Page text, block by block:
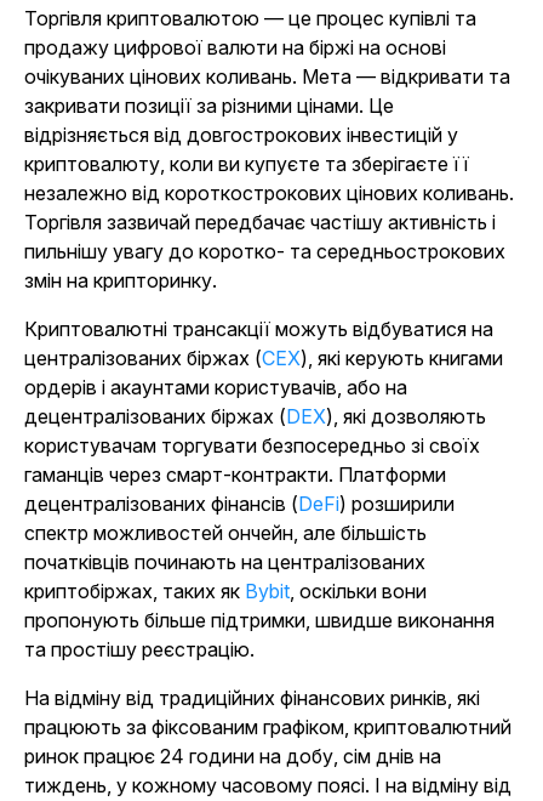
Торгівля криптовалютою — це процес купівлі та
продажу цифрової валюти на біржі на основі
очікуваних цінових коливань. Мета — відкривати та
закривати позиції за різними цінами. Це
відрізняється від довгострокових інвестицій у
криптовалюту, коли ви купуєте та зберігаєте її
незалежно від короткострокових цінових коливань.
Торгівля зазвичай передбачає частішу активність і
пильнішу увагу до коротко- та середньострокових
змін на крипторинку.
Криптовалютні трансакції можуть відбуватися на
централізованих біржах (CEX), які керують книгами
ордерів і акаунтами користувачів, або на
децентралізованих біржах (DEX), які дозволяють
користувачам торгувати безпосередньо зі своїх
гаманців через смарт-контракти. Платформи
децентралізованих фінансів (DeFi) розширили
спектр можливостей ончейн, але більшість
початківців починають на централізованих
криптобіржах, таких як Bybit, оскільки вони
пропонують більше підтримки, швидше виконання
та простішу реєстрацію.
На відміну від традиційних фінансових ринків, які
працюють за фіксованим графіком, криптовалютний
ринок працює 24 години на добу, сім днів на
тиждень, у кожному часовому поясі. І на відміну від